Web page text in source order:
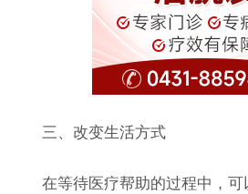
三、改变生活方式
在等待医疗帮助的过程中，可